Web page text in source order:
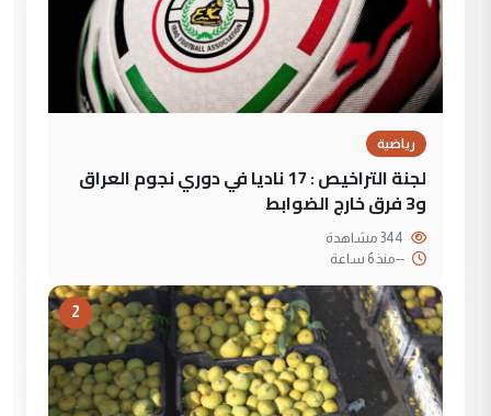
رياضية
لجنة التراخيص : 17 ناديا في دوري نجوم العراق
و3 فرق خارج الضوابط
--منذ 6 ساعة
2